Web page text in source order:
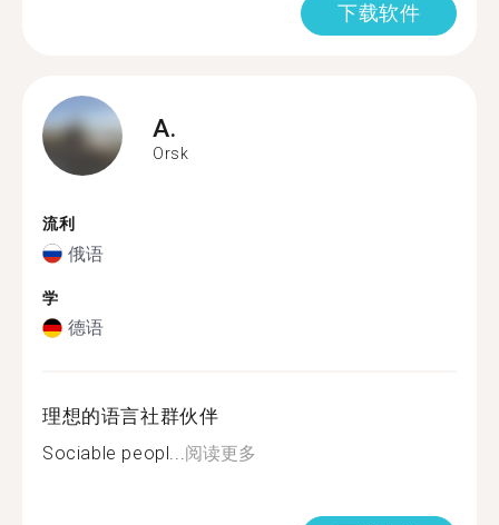
下载软件
A.
Orsk
流利
俄语
学
德语
理想的语言社群伙伴
Sociable peopl...阅读更多